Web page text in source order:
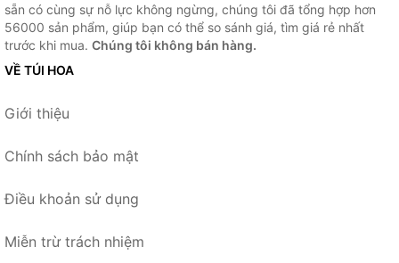
sẵn có cùng sự nỗ lực không ngừng, chúng tôi đã tổng hợp hơn
56000 sản phẩm, giúp bạn có thể so sánh giá, tìm giá rẻ nhất
trước khi mua. Chúng tôi không bán hàng.
VỀ TÚI HOA
Giới thiệu
Chính sách bảo mật
Điều khoản sử dụng
Miễn trừ trách nhiệm